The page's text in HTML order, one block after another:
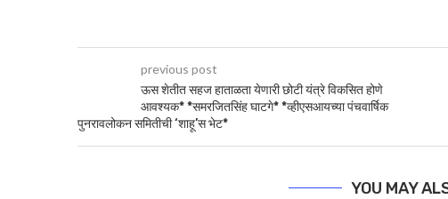
previous post
ऊस शेतीत सहज हाताळता येणारी छोटी यंत्रे विकसित होणे
आवश्यक* *समरजितसिंह घाटगे* *व्हीएसआयच्या पंचवार्षिक
पुनरावलोकन समितीची ‘शाहू’स भेट*
YOU MAY